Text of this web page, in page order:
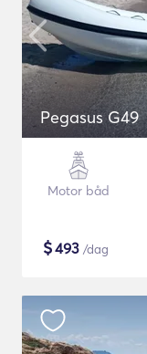
Pegasus G49
Motor båd
$493 /dag